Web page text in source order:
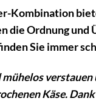
Kombination
die Ordnung
Sie immer
Käse.